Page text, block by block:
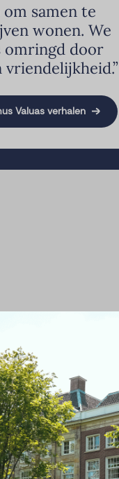
samen te
wonen. We
omringd door
Valuas verhalen